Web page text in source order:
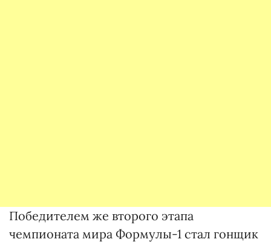
Победителем же второго этапа
чемпионата мира Формулы-1 стал гонщик